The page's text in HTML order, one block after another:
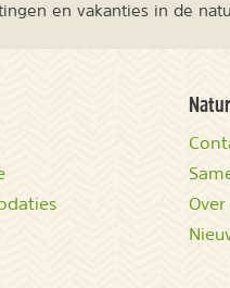
en vakanties in de